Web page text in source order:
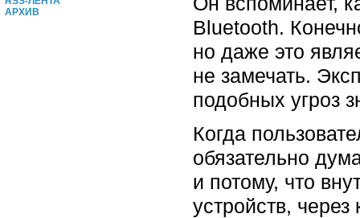
АРХИВ
Bluetooth.
но даже это
не замечать.
подобных угроз
Когда
обязательно
и потому, что
устройств,